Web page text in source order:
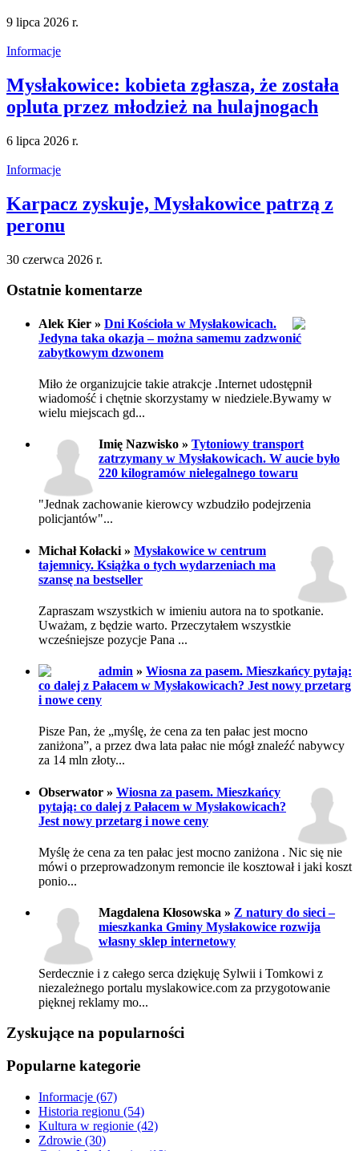
9 lipca 2026 r.
Informacje
Mysłakowice: kobieta zgłasza, że została
opluta przez młodzież na hulajnogach
6 lipca 2026 r.
Informacje
Karpacz zyskuje, Mysłakowice patrzą z
peronu
30 czerwca 2026 r.
Ostatnie komentarze
Alek Kier » Dni Kościoła w Mysłakowicach.
Jedyna taka okazja – można samemu zadzwonić
zabytkowym dzwonem
Miło że organizujcie takie atrakcje .Internet udostępnił
wiadomość i chętnie skorzystamy w niedziele.Bywamy w
wielu miejscach gd...
Imię Nazwisko » Tytoniowy transport
zatrzymany w Mysłakowicach. W aucie było
220 kilogramów nielegalnego towaru
"Jednak zachowanie kierowcy wzbudziło podejrzenia
policjantów"...
Michał Kołacki » Mysłakowice w centrum
tajemnicy. Książka o tych wydarzeniach ma
szansę na bestseller
Zapraszam wszystkich w imieniu autora na to spotkanie.
Uważam, z będzie warto. Przeczytałem wszystkie
wcześniejsze pozycje Pana ...
admin » Wiosna za pasem. Mieszkańcy pytają:
co dalej z Pałacem w Mysłakowicach? Jest nowy przetarg
i nowe ceny
Pisze Pan, że „myślę, że cena za ten pałac jest mocno
zaniżona”, a przez dwa lata pałac nie mógł znaleźć nabywcy
za 14 mln złoty...
Obserwator » Wiosna za pasem. Mieszkańcy
pytają: co dalej z Pałacem w Mysłakowicach?
Jest nowy przetarg i nowe ceny
Myślę że cena za ten pałac jest mocno zaniżona . Nic się nie
mówi o przeprowadzonym remoncie ile kosztował i jaki koszt
ponio...
Magdalena Kłosowska » Z natury do sieci –
mieszkanka Gminy Mysłakowice rozwija
własny sklep internetowy
Serdecznie i z całego serca dziękuję Sylwii i Tomkowi z
niezależnego portalu myslakowice.com za przygotowanie
pięknej reklamy mo...
Zyskujące na popularności
Popularne kategorie
Informacje (67)
Historia regionu (54)
Kultura w regionie (42)
Zdrowie (30)